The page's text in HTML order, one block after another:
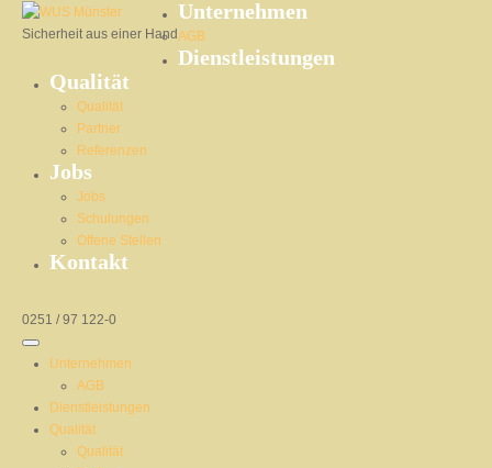
Sicherheit aus einer Hand
Unternehmen
AGB
Dienstleistungen
Qualität
Qualität
Partner
Referenzen
Jobs
Jobs
Schulungen
Offene Stellen
Kontakt
0251 / 97 122-0
Unternehmen
AGB
Dienstleistungen
Qualität
Qualität